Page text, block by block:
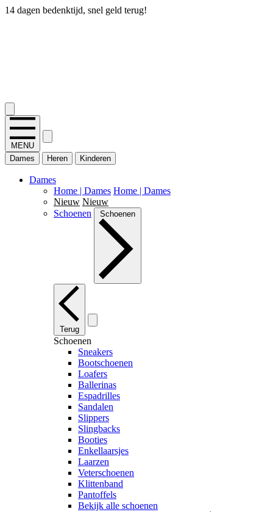
14 dagen bedenktijd, snel geld terug!
MENU
Dames
Heren Kinderen
Dames
Home | Dames Home | Dames
Nieuw Nieuw
Schoenen
Schoenen
Terug
Schoenen
Sneakers
Bootschoenen
Loafers
Ballerinas
Espadrilles
Sandalen
Slippers
Slingbacks
Booties
Enkellaarsjes
Laarzen
Veterschoenen
Klittenband
Pantoffels
Bekijk alle schoenen